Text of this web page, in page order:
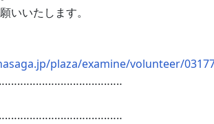
いいたします。
plaza/examine/volunteer/